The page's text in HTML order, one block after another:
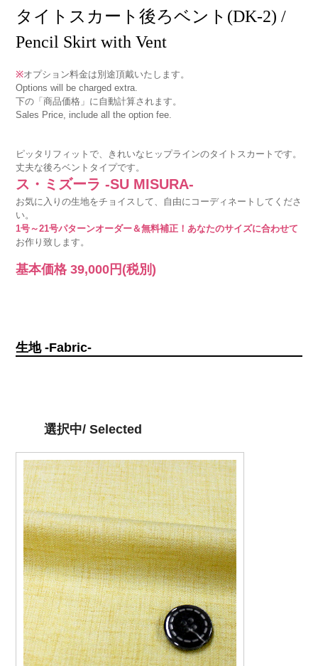
タイトスカート後ろベント(DK-2) /
Pencil Skirt with Vent
※オプション料金は別途頂戴いたします。
Options will be charged extra.
下の「商品価格」に自動計算されます。
Sales Price, include all the option fee.
ピッタリフィットで、きれいなヒップラインのタイトスカートです。
丈夫な後ろベントタイプです。
ス・ミズーラ -SU MISURA-
お気に入りの生地をチョイスして、自由にコーディネートしてくださ
い。
1号～21号パターンオーダー＆無料補正！あなたのサイズに合わせて
お作り致します。
基本価格39,000円 (税別)
生地 -Fabric-
選択中/ Selected